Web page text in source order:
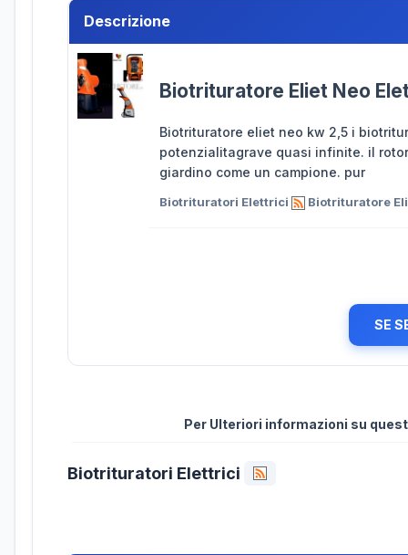
Descrizione
Biotrituratore Eliet Neo
Biotrituratore eliet neo kw 2,5 i
potenzialitagrave quasi infinite. il
giardino come un campione. pur
Biotrituratori Elettrici Biotrituratore
SE
Per Ulteriori informazioni su
Biotrituratori Elettrici